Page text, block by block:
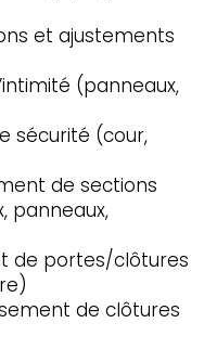
et ajustements
(panneaux,
sécurité (cour,
de sections
panneaux,
de portes/clôtures
de clôtures